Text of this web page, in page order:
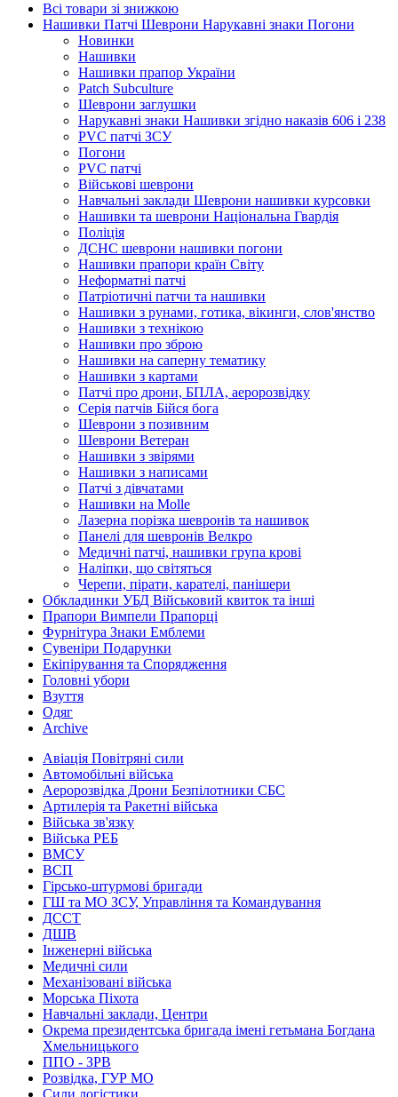
Всі товари зі знижкою
Нашивки Патчі Шеврони Нарукавні знаки Погони
Новинки
Нашивки
Нашивки прапор України
Рatch Subculture
Шеврони заглушки
Нарукавні знаки Нашивки згідно наказів 606 і 238
PVC патчі ЗСУ
Погони
PVC патчі
Військові шеврони
Навчальні заклади Шеврони нашивки курсовки
Нашивки та шеврони Національна Гвардія
Поліція
ДСНС шеврони нашивки погони
Нашивки прапори країн Світу
Неформатні патчі
Патріотичні патчи та нашивки
Нашивки з рунами, готика, вікинги, слов'янство
Нашивки з технікою
Нашивки про зброю
Нашивки на саперну тематику
Нашивки з картами
Патчі про дрони, БПЛА, аеророзвідку
Серія патчів Бійся бога
Шеврони з позивним
Шеврони Ветеран
Нашивки з звірями
Нашивки з написами
Патчі з дівчатами
Нашивки на Molle
Лазерна порізка шевронів та нашивок
Панелі для шевронів Велкро
Медичні патчі, нашивки група крові
Наліпки, що світяться
Черепи, пірати, карателі, панішери
Обкладинки УБД Військовий квиток та інші
Прапори Вимпели Прапорці
Фурнітура Знаки Емблеми
Сувеніри Подарунки
Екіпірування та Спорядження
Головні убори
Взуття
Одяг
Archive
Авіація Повітряні сили
Автомобільні війська
Аеророзвідка Дрони Безпілотники СБС
Артилерія та Ракетні війська
Війська зв'язку
Війська РЕБ
ВМСУ
ВСП
Гірсько-штурмові бригади
ГШ та МО ЗСУ, Управління та Командування
ДССТ
ДШВ
Інженерні війська
Медичні сили
Механізовані війська
Морська Піхота
Навчальні заклади, Центри
Окрема президентська бригада імені гетьмана Богдана
Хмельницького
ППО - ЗРВ
Розвідка, ГУР МО